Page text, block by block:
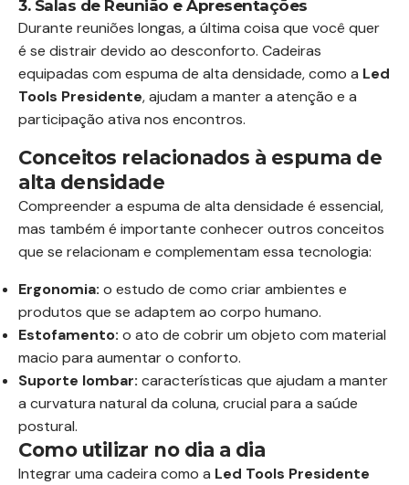
3. Salas de Reunião e Apresentações
Durante reuniões longas, a última coisa que você quer
é se distrair devido ao desconforto. Cadeiras
equipadas com espuma de alta densidade, como a Led
Tools Presidente, ajudam a manter a atenção e a
participação ativa nos encontros.
Conceitos relacionados à espuma de
alta densidade
Compreender a espuma de alta densidade é essencial,
mas também é importante conhecer outros conceitos
que se relacionam e complementam essa tecnologia:
Ergonomia: o estudo de como criar ambientes e
produtos que se adaptem ao corpo humano.
Estofamento: o ato de cobrir um objeto com material
macio para aumentar o conforto.
Suporte lombar: características que ajudam a manter
a curvatura natural da coluna, crucial para a saúde
postural.
Como utilizar no dia a dia
Integrar uma cadeira como a Led Tools Presidente